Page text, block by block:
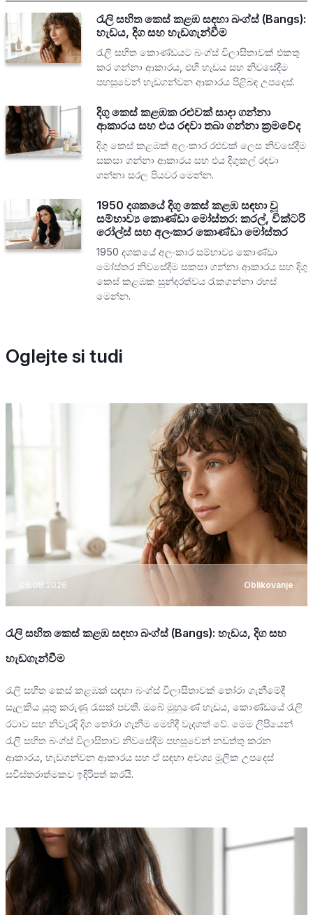
රැලි සහිත කෙස් කළඹ සඳහා බංග්ස් (Bangs):
හැඩය, දිග සහ හැඩගැන්වීම
රැලි සහිත කොණ්ඩයට බංග්ස් විලාසිතාවක් එකතු
කර ගන්නා ආකාරය, එහි හැඩය සහ නිවසේදීම
පහසුවෙන් හැඩගන්වන ආකාරය පිළිබඳ උපදෙස්.
දිගු කෙස් කළඹක රළුවක් සාදා ගන්නා
ආකාරය සහ එය රඳවා තබා ගන්නා ක්‍රමවේද
දිගු කෙස් කළඹක් අලංකාර රළුවක් ලෙස නිවසේදීම
සකසා ගන්නා ආකාරය සහ එය දිගුකල් රඳවා
ගන්නා සරල පියවර මෙන්න.
1950 දශකයේ දිගු කෙස් කළඹ සඳහා වූ
සම්භාව්‍ය කොණ්ඩා මෝස්තර: කරල්, වික්ටරි
රෝල්ස් සහ අලංකාර කොණ්ඩා මෝස්තර
1950 දශකයේ අලංකාර සම්භාව්‍ය කොණ්ඩා
මෝස්තර නිවසේදීම සකසා ගන්නා ආකාරය සහ දිගු
කෙස් කළඹක සුන්දරත්වය රැකගන්නා රහස්
මෙන්න.
Oglejte si tudi
08.08.2026 Oblikovanje
රැලි සහිත කෙස් කළඹ සඳහා බංග්ස් (Bangs): හැඩය, දිග සහ
හැඩගැන්වීම
රැලි සහිත කෙස් කළඹක් සඳහා බංග්ස් විලාසිතාවක් තෝරා ගැනීමේදී
සැලකිය යුතු කරුණු රැසක් පවතී. ඔබේ මුහුණේ හැඩය, කොණ්ඩයේ රැලි
රටාව සහ නිවැරදි දිග තෝරා ගැනීම මෙහිදී වැදගත් වේ. මෙම ලිපියෙන්
රැලි සහිත බංග්ස් විලාසිතාව නිවසේදීම පහසුවෙන් නඩත්තු කරන
ආකාරය, හැඩගන්වන ආකාරය සහ ඒ සඳහා අවශ්‍ය මූලික උපදෙස්
සවිස්තරාත්මකව ඉදිරිපත් කරයි.